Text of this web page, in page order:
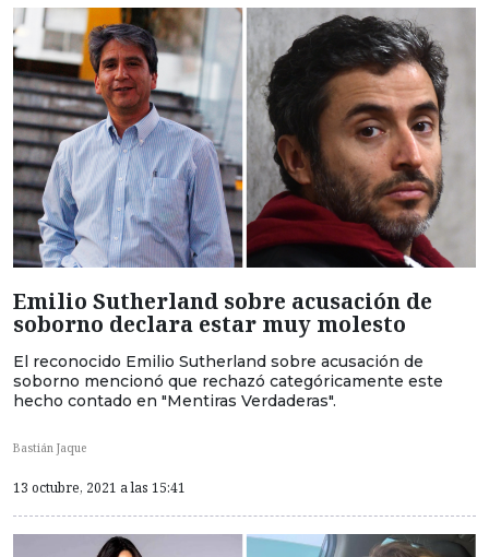
Emilio Sutherland sobre acusación de
soborno declara estar muy molesto
El reconocido Emilio Sutherland sobre acusación de
soborno mencionó que rechazó categóricamente este
hecho contado en "Mentiras Verdaderas".
Bastián Jaque
13 octubre, 2021 a las 15:41